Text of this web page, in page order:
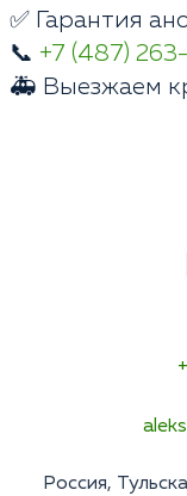
✅ Гарантия
📞 +7 (487)
🚑 Выезжаем
Россия,